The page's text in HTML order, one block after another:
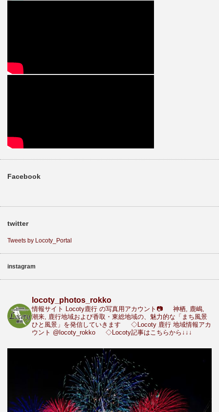
Facebook
twitter
Tweets by Locoty_Portal
instagram
locoty_photos_rokko
情報サイト Locoty鹿行 の写真用アカウント📷
神栖, 鹿嶋,
潮来, 鹿行地域および香取・東総地域の、魅力的な「まち風景
ひと風景」を発信していきます
◇Locoty 鹿行 地域情報アカ
ウント @locoty_rokko ◇Locoty記事はこちらから↓↓↓